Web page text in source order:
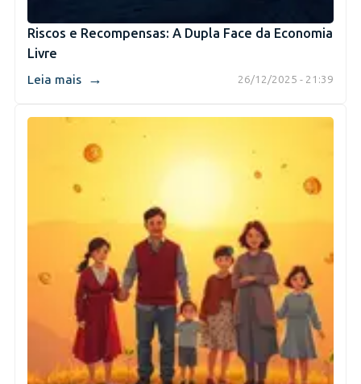
Riscos e Recompensas: A Dupla Face da Economia
Livre
26/12/2025 - 21:39
Leia mais →